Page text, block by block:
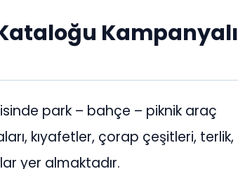
Kampanyalı
park – bahçe – piknik araç
kıyafetler, çorap çeşitleri, terlik,
yer almaktadır.